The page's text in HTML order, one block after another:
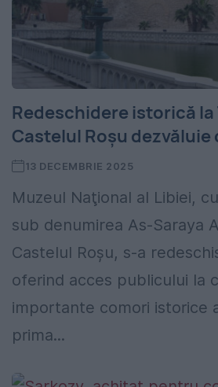
Redeschidere istorică la
Castelul Roșu
13 DECEMBRIE 2025
Muzeul Naţional al Libiei,
sub denumirea As-Saraya
Castelul Roşu, s-a
oferind acces publicului la
importante comori istorice
prima...